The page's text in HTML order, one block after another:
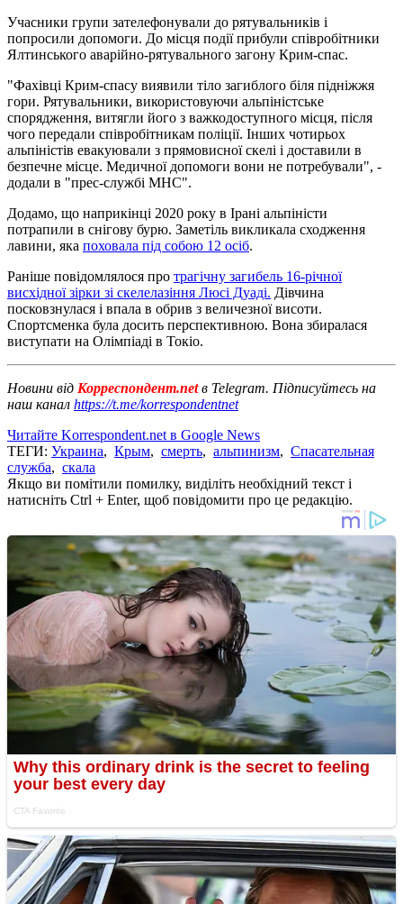
Учасники групи зателефонували до рятувальників і
попросили допомоги. До місця події прибули співробітники
Ялтинського аварійно-рятувального загону Крим-спас.
"Фахівці Крим-спасу виявили тіло загиблого біля підніжжя
гори. Рятувальники, використовуючи альпіністське
спорядження, витягли його з важкодоступного місця, після
чого передали співробітникам поліції. Інших чотирьох
альпіністів евакуювали з прямовисної скелі і доставили в
безпечне місце. Медичної допомоги вони не потребували", -
додали в "прес-службі МНС".
Додамо, що наприкінці 2020 року в Ірані альпіністи
потрапили в снігову бурю. Заметіль викликала сходження
лавини, яка поховала під собою 12 осіб.
Раніше повідомлялося про трагічну загибель 16-річної
висхідної зірки зі скелелазіння Люсі Дуаді. Дівчина
посковзнулася і впала в обрив з величезної висоти.
Спортсменка була досить перспективною. Вона збиралася
виступати на Олімпіаді в Токіо.
Новини від Корреспондент.netв Telegram. Підписуйтесь на
наш канал https://t.me/korrespondentnet
Читайте Korrespondent.net в Google News
ТЕГИ: Украина, Крым, смерть, альпинизм, Спасательная
служба, скала
Якщо ви помітили помилку, виділіть необхідний текст і
натисніть Ctrl + Enter, щоб повідомити про це редакцію.